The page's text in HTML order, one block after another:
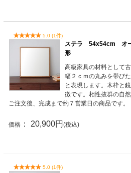
5.0 (1件)
ステラ 54x54cm オ
形
高級家具の材料として
幅２ｃｍの丸みを帯び
と表現します。木枠と
徴です。相性抜群の自
ご注文後、完成まで約７営業日の商品です。
価格 ： 20,900円 (税込)
5.0 (1件)